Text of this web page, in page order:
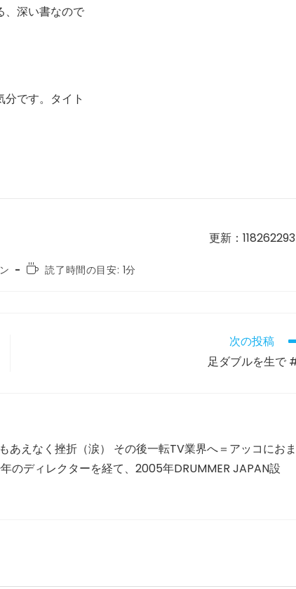
、深い書なので
です。タイト
更新：
読
読了時間の目安: 1分
次の投稿
足ダブルを生で
あえなく挫折（涙） その後一転TV業界へ＝アッコにおま
のディレクターを経て、2005年DRUMMER JAPAN設